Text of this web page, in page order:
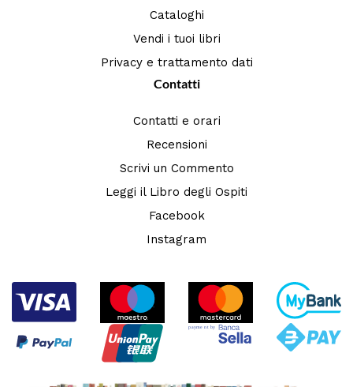
Cataloghi
Vendi i tuoi libri
Privacy e trattamento dati
Contatti
Contatti e orari
Recensioni
Scrivi un Commento
Leggi il Libro degli Ospiti
Facebook
Instagram